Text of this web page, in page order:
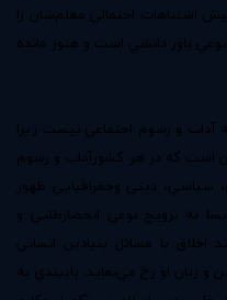
اشتباهات احتمالي معلم‌شان را
باور دانشي است و هنوز مانده
آداب و رسوم اجتماعي نيست زيرا
است كه در هر كشورآداب و رسوم
سياسي، ديني وجغرافيايي ظهور
به ترويج نوعي انحصارطلبي و
با مسائل بنيادين انساني
و زبان او رخ مي‌نمايد. پايبندي به